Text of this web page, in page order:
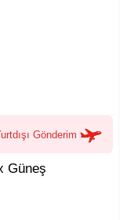
Gönderim
Güneş